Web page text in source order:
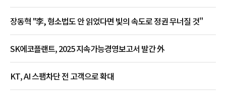
장동혁 "李, 형소법도 안 읽었다면 빛의 속도로 정권 무너질 것"
SK에코플랜트, 2025 지속가능경영보고서 발간 外
KT, AI 스팸차단 전 고객으로 확대